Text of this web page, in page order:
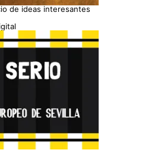
de ideas interesantes